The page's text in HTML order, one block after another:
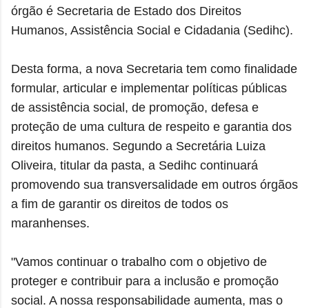
órgão é Secretaria de Estado dos Direitos
Humanos, Assistência Social e Cidadania (Sedihc).
Desta forma, a nova Secretaria tem como finalidade
formular, articular e implementar políticas públicas
de assistência social, de promoção, defesa e
proteção de uma cultura de respeito e garantia dos
direitos humanos. Segundo a Secretária Luiza
Oliveira, titular da pasta, a Sedihc continuará
promovendo sua transversalidade em outros órgãos
a fim de garantir os direitos de todos os
maranhenses.
"Vamos continuar o trabalho com o objetivo de
proteger e contribuir para a inclusão e promoção
social. A nossa responsabilidade aumenta, mas o